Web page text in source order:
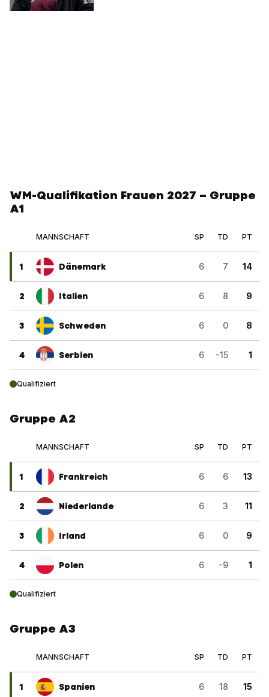
WM-Qualifikation Frauen 2027 – Gruppe
A1
MANNSCHAFT SP TD PT
1 Dänemark 6 7 14
2 Italien 6 8 9
3 Schweden 6 0 8
4 Serbien 6 -15 1
Qualifiziert
Gruppe A2
MANNSCHAFT SP TD PT
1 Frankreich 6 6 13
2 Niederlande 6 3 11
3 Irland 6 0 9
4 Polen 6 -9 1
Qualifiziert
Gruppe A3
MANNSCHAFT SP TD PT
1 Spanien 6 18 15